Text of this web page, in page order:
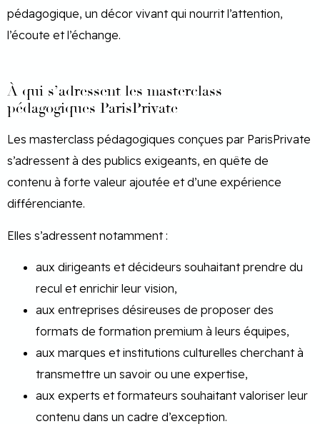
pédagogique, un décor vivant qui nourrit l’attention,
l’écoute et l’échange.
À qui s’adressent les masterclass
pédagogiques ParisPrivate
Les masterclass pédagogiques conçues par ParisPrivate
s’adressent à des publics exigeants, en quête de
contenu à forte valeur ajoutée et d’une expérience
différenciante.
Elles s’adressent notamment :
aux dirigeants et décideurs souhaitant prendre du
recul et enrichir leur vision,
aux entreprises désireuses de proposer des
formats de formation premium à leurs équipes,
aux marques et institutions culturelles cherchant à
transmettre un savoir ou une expertise,
aux experts et formateurs souhaitant valoriser leur
contenu dans un cadre d’exception.